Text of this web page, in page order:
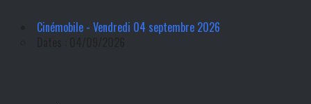
Cinémobile - Vendredi 04 septembre 2026